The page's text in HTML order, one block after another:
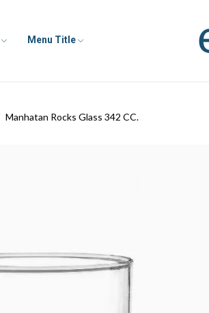
Menu Title
Manhatan Rocks Glass 342 CC.